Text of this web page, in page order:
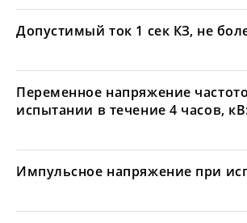
Допустимый ток 1 сек КЗ, не
Переменное напряжение
испытании в течение 4 часов,
Импульсное напряжение при